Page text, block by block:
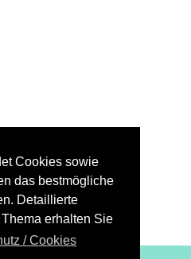
Cookies sowie
das bestmögliche
Detaillierte
erhalten Sie
/ Cookies